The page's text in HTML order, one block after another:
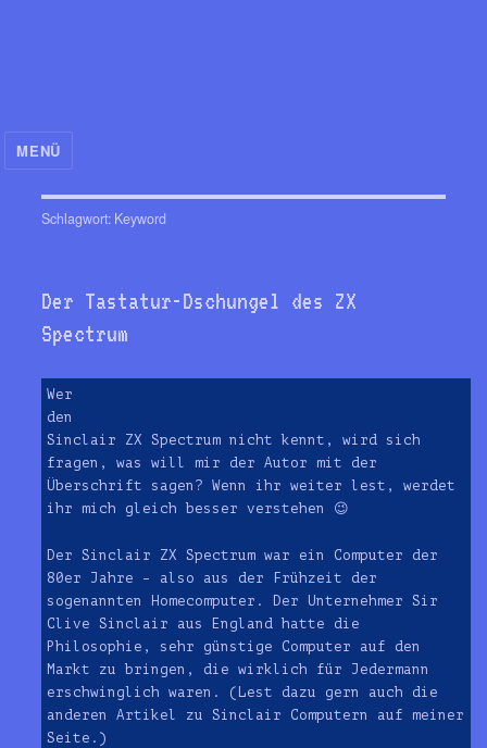
**** THE HOMECOMPUTER
MENÜ
Schlagwort: Keyword
Der Tastatur-Dschungel des ZX
Spectrum
Wer
den
Sinclair ZX Spectrum nicht kennt, wird sich
fragen, was will mir der Autor mit der
Überschrift sagen? Wenn ihr weiter lest, werdet
ihr mich gleich besser verstehen 😉
Der Sinclair ZX Spectrum war ein Computer der
80er Jahre – also aus der Frühzeit der
sogenannten Homecomputer. Der Unternehmer Sir
Clive Sinclair aus England hatte die
Philosophie, sehr günstige Computer auf den
Markt zu bringen, die wirklich für Jedermann
erschwinglich waren. (Lest dazu gern auch die
anderen Artikel zu Sinclair Computern auf meiner
Seite.)